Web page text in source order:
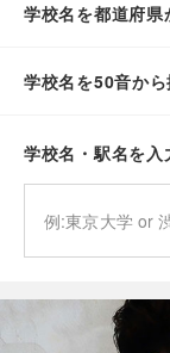
学校名を都道府県
学校名を50音か
学校名・駅名を